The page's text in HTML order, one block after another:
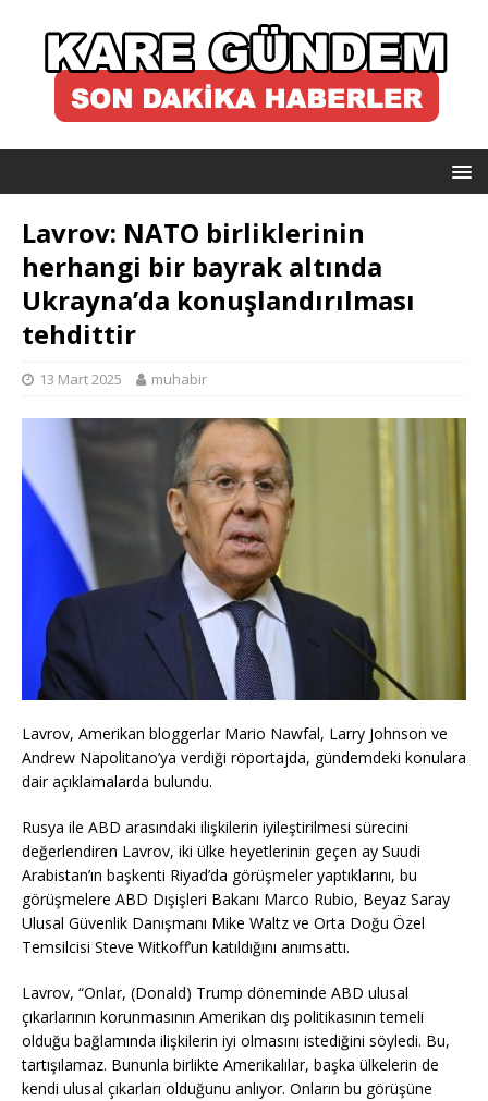
Lavrov: NATO birliklerinin
herhangi bir bayrak altında
Ukrayna’da konuşlandırılması
tehdittir
13 Mart 2025 muhabir
Lavrov, Amerikan bloggerlar Mario Nawfal, Larry Johnson ve
Andrew Napolitano’ya verdiği röportajda, gündemdeki konulara
dair açıklamalarda bulundu.
Rusya ile ABD arasındaki ilişkilerin iyileştirilmesi sürecini
değerlendiren Lavrov, iki ülke heyetlerinin geçen ay Suudi
Arabistan’ın başkenti Riyad’da görüşmeler yaptıklarını, bu
görüşmelere ABD Dışişleri Bakanı Marco Rubio, Beyaz Saray
Ulusal Güvenlik Danışmanı Mike Waltz ve Orta Doğu Özel
Temsilcisi Steve Witkoff’un katıldığını anımsattı.
Lavrov, “Onlar, (Donald) Trump döneminde ABD ulusal
çıkarlarının korunmasının Amerikan dış politikasının temeli
olduğu bağlamında ilişkilerin iyi olmasını istediğini söyledi. Bu,
tartışılamaz. Bununla birlikte Amerikalılar, başka ülkelerin de
kendi ulusal çıkarları olduğunu anlıyor. Onların bu görüşüne